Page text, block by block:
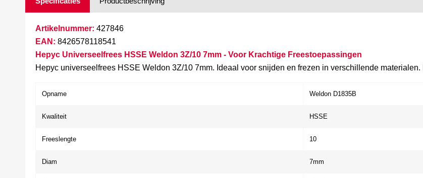
Artikelnummer: 427846
EAN: 8426578118541
Hepyc Universeelfrees HSSE Weldon 3Z/10 7mm - Voor Krachtige Freestoepassingen
Hepyc universeelfrees HSSE Weldon 3Z/10 7mm. Ideaal voor snijden en frezen in verschillende
Opname Weldon D1835B
Kwaliteit HSSE
Freeslengte 10
Diam 7mm